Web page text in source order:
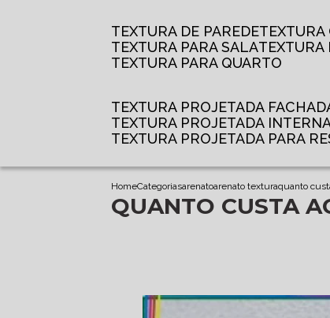
TEXTURA DE PAREDE
TEXTURA PARA SALA
TEXTURA PARA QUARTO
TEXTURA PROJETADA
TEXTURA PROJETADA
TEXTURA PROJETADA PARA
HomeCategoriasarenatoarenato texturaquanto
QUANTO CUSTA